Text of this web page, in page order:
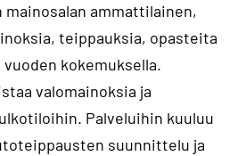
mainosalan ammattilainen,
teippauksia, opasteita
kokemuksella.
valomainoksia ja
Palveluihin kuuluu
suunnittelu ja